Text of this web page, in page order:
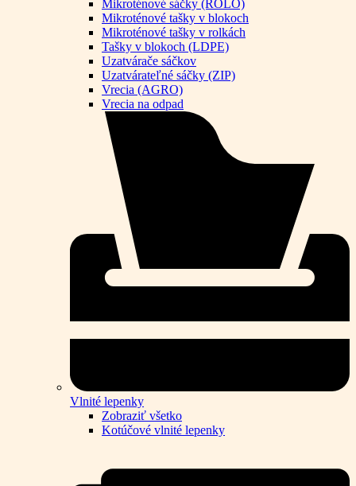
Mikroténové sáčky (ROLO)
Mikroténové tašky v blokoch
Mikroténové tašky v rolkách
Tašky v blokoch (LDPE)
Uzatvárače sáčkov
Uzatvárateľné sáčky (ZIP)
Vrecia (AGRO)
Vrecia na odpad
Vlnité lepenky
Zobraziť všetko
Kotúčové vlnité lepenky